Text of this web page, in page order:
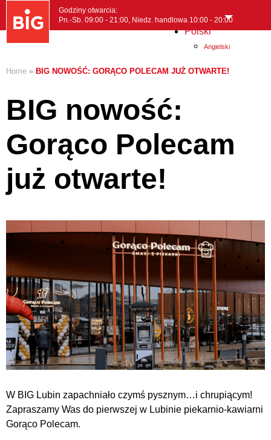
Polski
Angielski
Godziny otwarcia:
Pn.-Sb. 09:00 - 21:00, Niedz. handlowa 10:00 - 20:00
Home » BIG NOWOŚĆ: GORĄCO POLECAM JUŻ OTWARTE!
BIG nowość:
Gorąco Polecam
już otwarte!
W BIG Lubin zapachniało czymś pysznym…i chrupiącym!
Zapraszamy Was do pierwszej w Lubinie piekarnio-kawiarni
Gorąco Polecam.